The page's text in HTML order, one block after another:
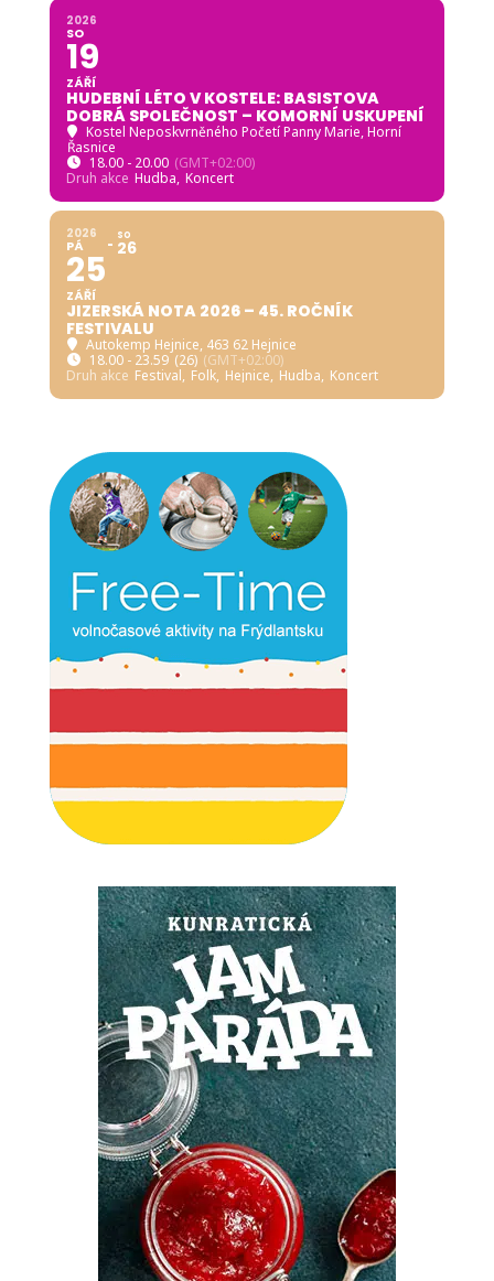
2026
SO
19
ZÁŘÍ
HUDEBNÍ LÉTO V KOSTELE: BASISTOVA
DOBRÁ SPOLEČNOST – KOMORNÍ USKUPENÍ
Kostel Neposkvrněného Početí Panny Marie, Horní
Řasnice
18.00 - 20.00 (GMT+02:00)
Druh akce Hudba, Koncert
2026
PÁ
25
ZÁŘÍ
SO
26
JIZERSKÁ NOTA 2026 – 45. ROČNÍK
FESTIVALU
Autokemp Hejnice, 463 62 Hejnice
18.00 - 23.59 (26) (GMT+02:00)
Druh akce Festival, Folk, Hejnice, Hudba, Koncert